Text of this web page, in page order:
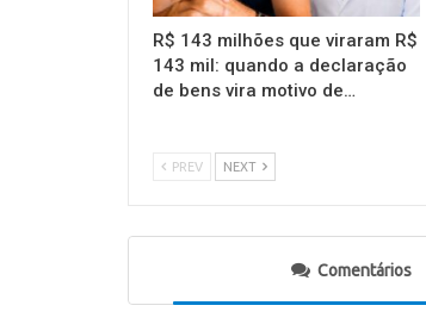
R$ 143 milhões que viraram R$
143 mil: quando a declaração
de bens vira motivo de…
PREV NEXT
Comentários